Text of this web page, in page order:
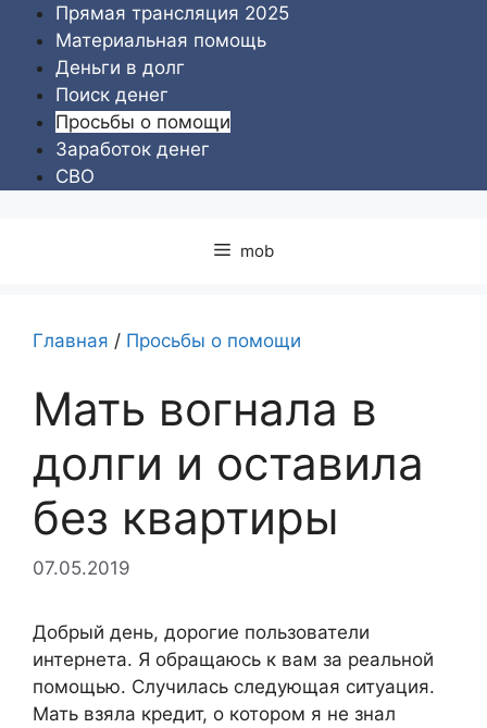
Перейти
содержимому
Прямая трансляция 2025
Материальная помощь
Деньги в долг
Поиск денег
Просьбы о помощи
Заработок денег
СВО
mob
Главная / Просьбы о помощи
Мать вогнала в
долги и оставила
без квартиры
07.05.2019
Добрый день, дорогие пользователи
интернета. Я обращаюсь к вам за реальной
помощью. Случилась следующая ситуация.
Мать взяла кредит, о котором я не знал